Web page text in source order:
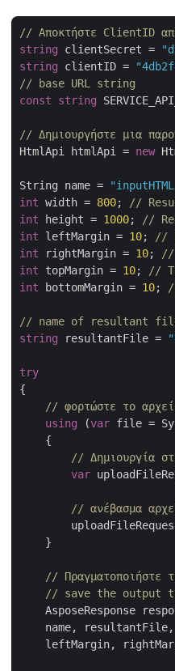
// Αποκτήστε ClientID
string clientSecret =
string clientID =
// base URL string
const
string
// Δημιουργήστε μια
HtmlApi htmlApi = new
String name =
int width = 800;
//
int height = 1000;
//
int leftMargin = 10;
//
int rightMargin = 10;
//
int topMargin = 10;
//
int bottomMargin = 10;
// name of resultant
string resultantFile =
try
{
// φορτώστε το
using (var file =
    {
// Δημιουργία
var
// ανέβασμα
    }
// Πραγματοποιήστε
// save the output
AsposeResponse
name,
leftMargin,